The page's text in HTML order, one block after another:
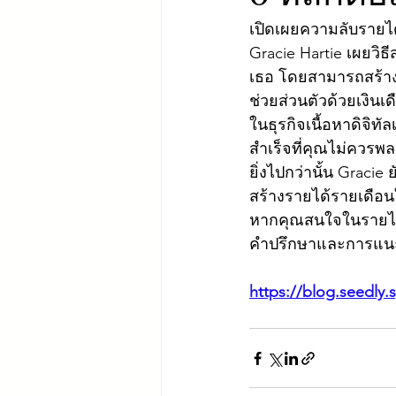
เปิดเผยความลับราย
Gracie Hartie เผย
เธอ โดยสามารถสร้
ช่วยส่วนตัวด้วยเงิน
ในธุรกิจเนื้อหาดิจิทัล
สำเร็จที่คุณไม่ควรพ
ยิ่งไปกว่านั้น Gracie
สร้างรายได้รายเดือ
หากคุณสนใจในราย
คำปรึกษาและการแ
https://